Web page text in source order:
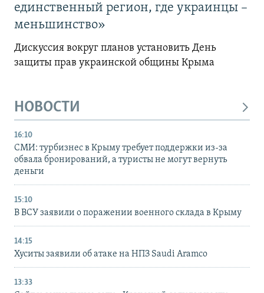
единственный регион, где украинцы –
меньшинство»
Дискуссия вокруг планов установить День
защиты прав украинской общины Крыма
НОВОСТИ
16:10
СМИ: турбизнес в Крыму требует поддержки из-за
обвала бронирований, а туристы не могут вернуть
деньги
15:10
В ВСУ заявили о поражении военного склада в Крыму
14:15
Хуситы заявили об атаке на НПЗ Saudi Aramco
13:33